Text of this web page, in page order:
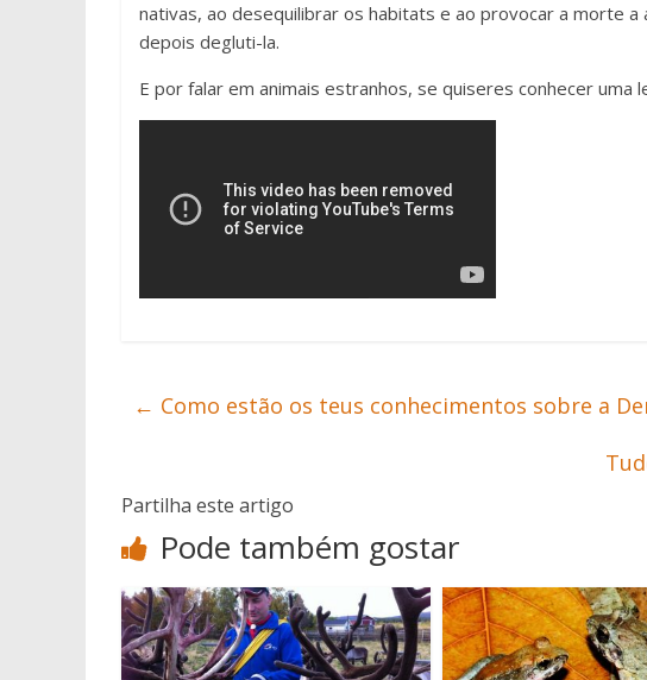
nativas, ao desequilibrar os habitats e ao provocar a morte a
depois degluti-la.
E por falar em animais estranhos, se quiseres conhecer uma
← Como estão os teus conhecimentos sobre a
Partilha este artigo
Pode também gostar